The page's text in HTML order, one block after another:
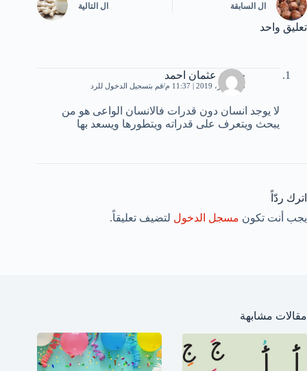
ال السابقة ال التالية
تعليق واحد
حليمة عثمان احمد
26 أكتوبر، 2019 | 11:37 م قم بتسجيل الدخول للرد
لا يوجد انسان دون قدرات فالانسان الواعى هو من
يبحث ويتعرف على قدراته ويتطورها ويسعد بها
اترك ردّاً
يجب أنت تكون مسجل الدخول لتضيف تعليقاً.
مقالات مشابهة